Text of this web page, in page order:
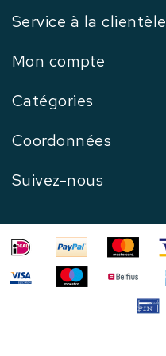
Service à la clientèle
Mon compte
Catégories
Coordonnées
Suivez-nous